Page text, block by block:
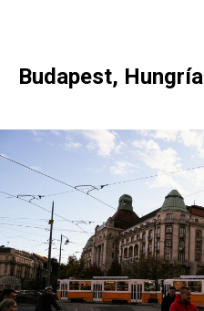
Budapest, Hungría